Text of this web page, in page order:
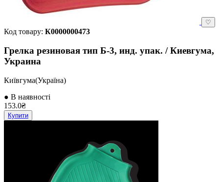
♡
Код товару: К0000000473
Грелка резиновая тип Б-3, инд. упак. / Киевгума,
Украина
Київгума(Україна)
● В наявності
153.0₴
Купити